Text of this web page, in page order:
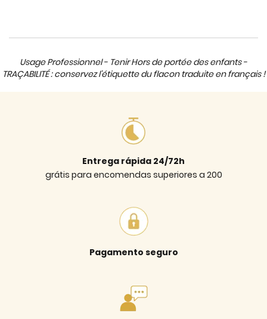
Usage Professionnel - Tenir Hors de portée des enfants -
TRAÇABILITÉ : conservez l'étiquette du flacon traduite en français !
Entrega rápida 24/72h
grátis para encomendas superiores a 200
Pagamento seguro